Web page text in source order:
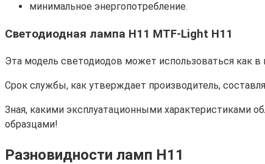
минимальное энергопотребление.
Светодиодная лампа H11 MTF-Light H11
Эта модель светодиодов может использоваться как
Срок службы, как утверждает производитель,
Зная, какими эксплуатационными характеристиками
образцами!
Разновидности ламп H11